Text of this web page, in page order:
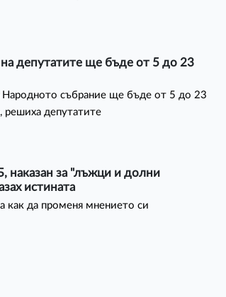
на депутатите ще бъде от 5 до 23
Народното събрание ще бъде от 5 до 23
решиха депутатите
наказан за "лъжци и долни
истината
как да променя мнението си